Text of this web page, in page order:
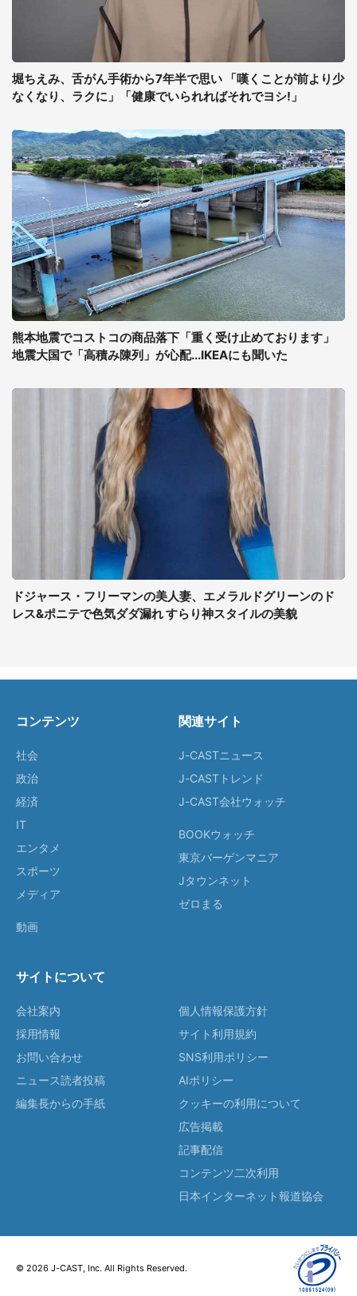
堀ちえみ、舌がん手術から7年半で思い 「嘆くことが前より少
なくなり、ラクに」「健康でいられればそれでヨシ!」
熊本地震でコストコの商品落下「重く受け止めております」
地震大国で「高積み陳列」が心配...IKEAにも聞いた
ドジャース・フリーマンの美人妻、エメラルドグリーンのド
レス&ポニテで色気ダダ漏れ すらり神スタイルの美貌
コンテンツ
社会
政治
経済
IT
エンタメ
スポーツ
メディア
動画
関連サイト
J-CASTニュース
J-CASTトレンド
J-CAST会社ウォッチ
BOOKウォッチ
東京バーゲンマニア
Jタウンネット
ゼロまる
サイトについて
会社案内
採用情報
お問い合わせ
ニュース読者投稿
編集長からの手紙
個人情報保護方針
サイト利用規約
SNS利用ポリシー
AIポリシー
クッキーの利用について
広告掲載
記事配信
コンテンツ二次利用
日本インターネット報道協会
© 2026 J-CAST, Inc. All Rights Reserved.